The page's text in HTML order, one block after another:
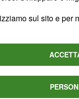
dal 22 al
di protagonista
e, secondo
2014, la
nel cielo del
sul sito e